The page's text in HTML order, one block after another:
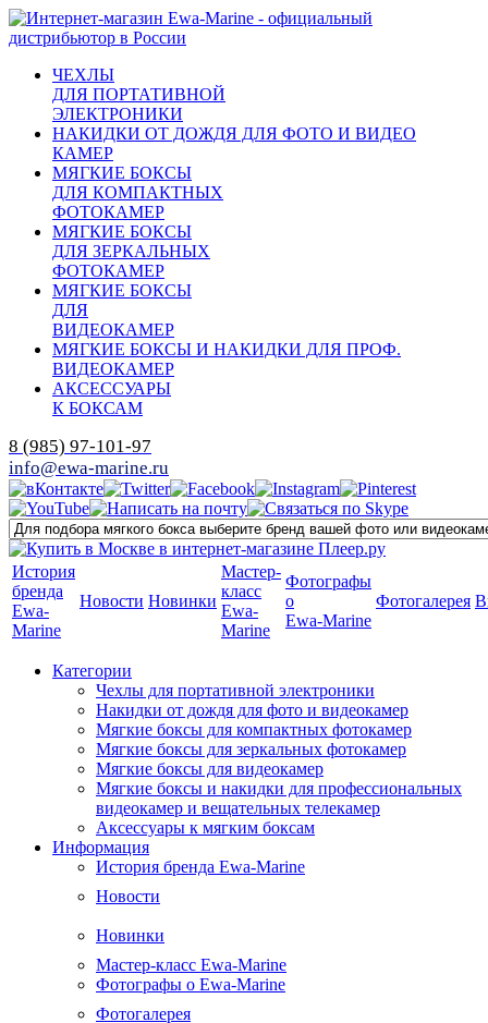
ЧЕХЛЫ
ДЛЯ ПОРТАТИВНОЙ
ЭЛЕКТРОНИКИ
НАКИДКИ ОТ ДОЖДЯ ДЛЯ ФОТО И ВИДЕО
КАМЕР
МЯГКИЕ БОКСЫ
ДЛЯ КОМПАКТНЫХ
ФОТОКАМЕР
МЯГКИЕ БОКСЫ
ДЛЯ ЗЕРКАЛЬНЫХ
ФОТОКАМЕР
МЯГКИЕ БОКСЫ
ДЛЯ
ВИДЕОКАМЕР
МЯГКИЕ БОКСЫ И НАКИДКИ ДЛЯ ПРОФ.
ВИДЕОКАМЕР
АКСЕССУАРЫ
К БОКСАМ
8 (985) 97-101-97
info@ewa-marine.ru
История
бренда
Ewa-
Marine
Новости Новинки
Мастер-
класс
Ewa-
Marine
Фотографы
о
Ewa-Marine
Фотогалерея
Категории
Чехлы для портативной электроники
Накидки от дождя для фото и видеокамер
Мягкие боксы для компактных фотокамер
Мягкие боксы для зеркальных фотокамер
Мягкие боксы для видеокамер
Мягкие боксы и накидки для профессиональных
видеокамер и вещательных телекамер
Аксессуары к мягким боксам
Информация
История бренда Ewa-Marine
Новости
Новинки
Мастер-класс Ewa-Marine
Фотографы о Ewa-Marine
Фотогалерея